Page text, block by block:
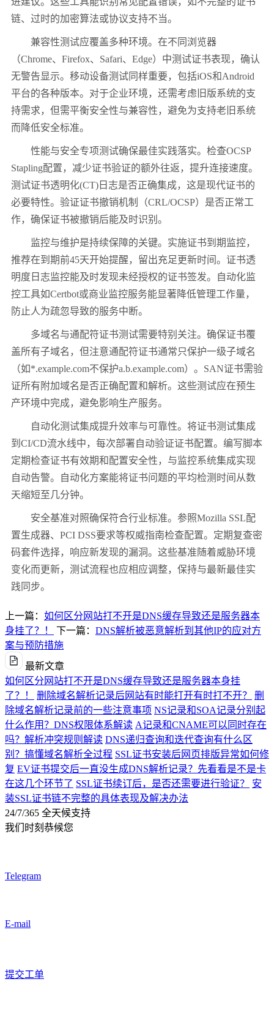
链、过时的加密算法或协议支持不当。
兼容性测试应覆盖多种环境。在不同浏览器
（Chrome、 Firefox、 Safari、 Edge）中测试证书表现，确认
无警告显示。移动设备测试同样重要，包括iOS和Android
平台的各种版本。对于企业环境，还需考虑旧版系统的支
持需求，但需平衡安全性与兼容性，避免为支持老旧系统
而降低安全标准。
性能与安全专项测试确保最佳实践落实。检查OCSP
Stapling配置，减少证书验证的额外往返，提升连接速度。
测试证书透明化(CT) 日志是否正确集成，这是现代证书的
必要特性。验证证书撤销机制（CRL/OCSP）是否正常工
作，确保证书被撤销后能及时识别。
监控与维护是持续保障的关键。实施证书到期监控，
推荐在到期前45天开始提醒，留出充足更新时间。证书透
明度日志监控能及时发现未经授权的证书签发。自动化监
控工具如Certbot或商业监控服务能显著降低管理工作量，
防止人为疏忽导致的服务中断。
多域名与通配符证书测试需要特别关注。确保证书覆
盖所有子域名，但注意通配符证书通常只保护一级子域名
（如*.example.com不保护a.b.example.com）。 SAN证书需验
证所有附加域名是否正确配置和解析。这些测试应在预生
产环境中完成，避免影响生产服务。
自动化测试集成提升效率与可靠性。将证书测试集成
到 CI/CD流水线中，每次部署自动验证证书配置。编写脚本
定期检查证书有效期和配置安全性，与监控系统集成实现
自动告警。自动化方案能将证书问题的平均检测时间从数
天缩短至几分钟。
安全基准对照确保符合行业标准。参照Mozilla SSL配
置生成器、 PCI DSS要求等权威指南检查配置。定期复查密
码套件选择，响应新发现的漏洞。这些基准随着威胁环境
变化而更新，测试流程也应相应调整，保持与最新最佳实
践同步。
上一篇： 如何区分网站打不开是DNS缓存导致还是服务器本
身挂了？！
下一篇： DNS解析被恶意解析到其他IP的应对方
案与预防措施
最新文章
如何区分网站打不开是DNS缓存导致还是服务器本身挂
了？！
删除域名解析记录后网站有时能打开有时打不开？
删
除域名解析记录前的一些注意事项 NS记录和SOA记录分别起
什么作用？DNS权限体系解读 A记录和CNAME可以同时存在
吗？解析冲突规则解读 DNS递归查询和迭代查询有什么区
别？搞懂域名解析全过程 SSL证书安装后网页排版异常如何修
复 EV证书提交后一直没生成DNS解析记录？先看看是不是卡
在这几个环节了 SSL证书续订后，是否还需要进行验证？
安
装SSL证书链不完整的具体表现及解决办法
24/7/365 全天候支持
我们时刻恭候您
Telegram
E-mail
提交工单